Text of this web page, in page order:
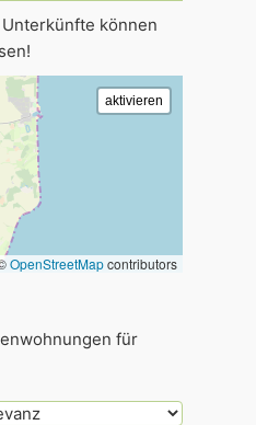
können
OpenStreetMapcontributors
für